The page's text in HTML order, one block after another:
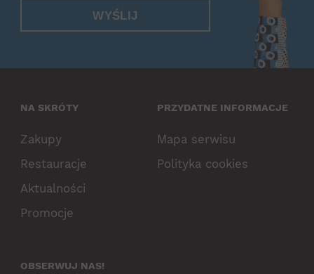
WYŚLIJ
NA SKRÓTY
Zakupy
Restauracje
Aktualności
Promocje
PRZYDATNE INFORMACJE
Mapa serwisu
Polityka cookies
OBSERWUJ NAS!